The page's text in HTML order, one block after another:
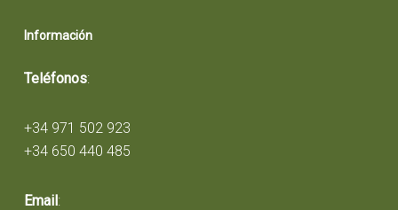
Información
Teléfonos:
+34 971 502 923
+34 650 440 485
Email: